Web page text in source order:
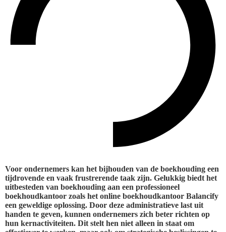
Voor ondernemers kan het bijhouden van de boekhouding een
tijdrovende en vaak frustrerende taak zijn. Gelukkig biedt het
uitbesteden van boekhouding aan een professioneel
boekhoudkantoor zoals het online boekhoudkantoor Balancify
een geweldige oplossing. Door deze administratieve last uit
handen te geven, kunnen ondernemers zich beter richten op
hun kernactiviteiten. Dit stelt hen niet alleen in staat om